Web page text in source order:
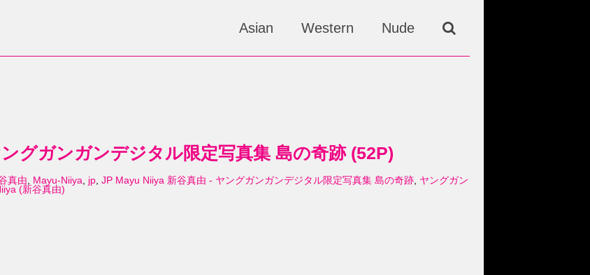
Asian Western Nude
グガンガンデジタル限定写真集 島の奇跡 (52P)
真由, Mayu-Niiya, jp, JP Mayu Niiya 新谷真由 - ヤングガンガンデジタル限定写真集 島の奇跡, ヤングガン
(新谷真由)